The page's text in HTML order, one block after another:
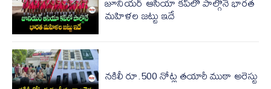
మహిళల జట్టు ఇదే
నకిలీ రూ.500 నోట్ల తయారీ ముఠా అరెస్టు